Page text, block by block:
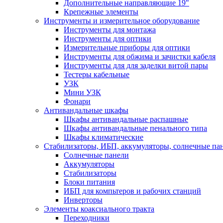
Дополнительные направляющие 19"
Крепежные элементы
Инструменты и измерительное оборудование
Инструменты для монтажа
Инструменты для оптики
Измерительные приборы для оптики
Инструменты для обжима и зачистки кабеля
Инструменты для для заделки витой пары
Тестеры кабельные
УЗК
Мини УЗК
Фонари
Антивандальные шкафы
Шкафы антивандальные распашные
Шкафы антивандальные пенального типа
Шкафы климатические
Стабилизаторы, ИБП, аккумуляторы, солнечные
Солнечные панели
Аккумуляторы
Стабилизаторы
Блоки питания
ИБП для компьтеров и рабочих станций
Инверторы
Элементы коаксиального тракта
Переходники